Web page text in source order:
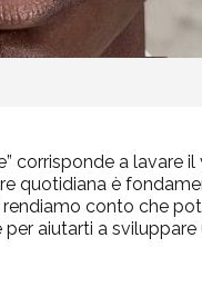
corrisponde a
quotidiana è
conto che
aiutarti a sviluppare